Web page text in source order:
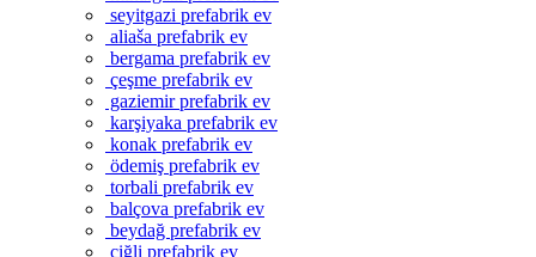
seyitgazi prefabrik ev
aliaša prefabrik ev
bergama prefabrik ev
çeşme prefabrik ev
gaziemir prefabrik ev
karşiyaka prefabrik ev
konak prefabrik ev
ödemiş prefabrik ev
torbali prefabrik ev
balçova prefabrik ev
beydağ prefabrik ev
çiğli prefabrik ev